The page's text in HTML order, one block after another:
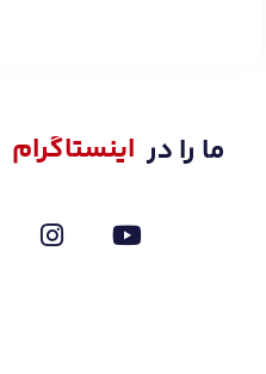
ما را در اینستاگرام
Y
o
I
n